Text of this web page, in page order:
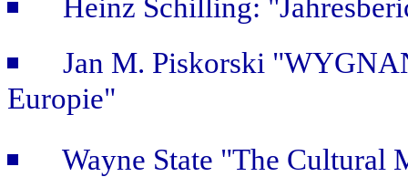
Heinz Schilling:
Jan M. Piskorski
Europie"
Wayne State "The Cultural